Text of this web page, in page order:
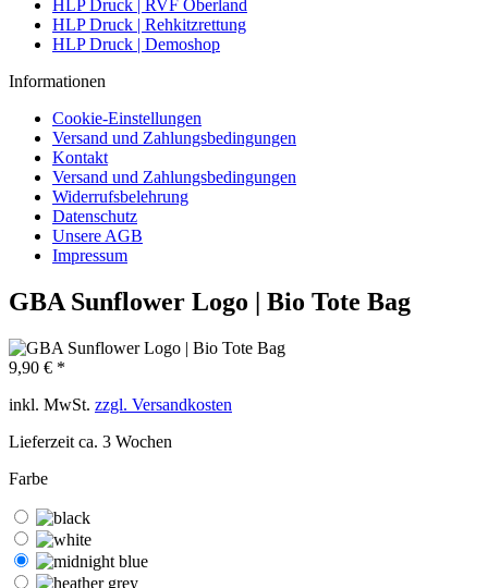
HLP Druck | RVF Oberland
HLP Druck | Rehkitzrettung
HLP Druck | Demoshop
Informationen
Cookie-Einstellungen
Versand und Zahlungsbedingungen
Kontakt
Versand und Zahlungsbedingungen
Widerrufsbelehrung
Datenschutz
Unsere AGB
Impressum
GBA Sunflower Logo | Bio Tote Bag
9,90 € *
inkl. MwSt. zzgl. Versandkosten
Lieferzeit ca. 3 Wochen
Farbe